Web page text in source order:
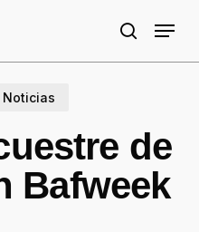
search
Menu
Noticias
de
Bafweek